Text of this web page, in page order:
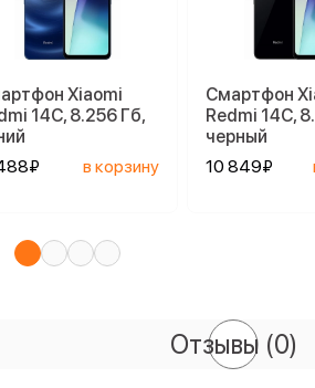
Xiaomi
14C, 8.256 Гб,
в корзину
Смартфон
Redmi 14C,
черный
10 849₽
Отзывы (0)